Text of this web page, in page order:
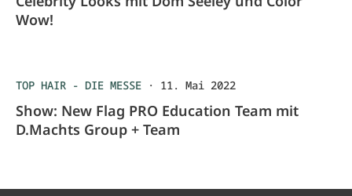
Wow!
TOP HAIR - DIE MESSE · 11. Mai 2022
Show: New Flag PRO Education Team mit
D.Machts Group + Team